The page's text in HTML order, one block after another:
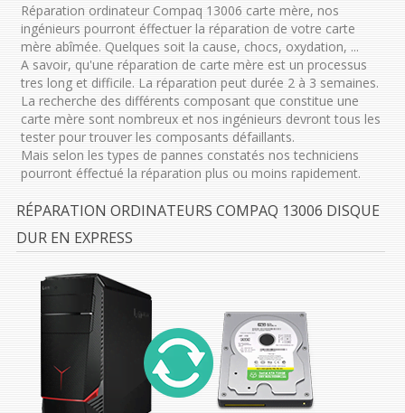
Réparation ordinateur Compaq 13006 carte mère, nos
ingénieurs pourront éffectuer la réparation de votre carte
mère abîmée. Quelques soit la cause, chocs, oxydation, ...
A savoir, qu'une réparation de carte mère est un processus
tres long et difficile. La réparation peut durée 2 à 3 semaines.
La recherche des différents composant que constitue une
carte mère sont nombreux et nos ingénieurs devront tous les
tester pour trouver les composants défaillants.
Mais selon les types de pannes constatés nos techniciens
pourront éffectué la réparation plus ou moins rapidement.
RÉPARATION ORDINATEURS COMPAQ 13006 DISQUE
DUR EN EXPRESS